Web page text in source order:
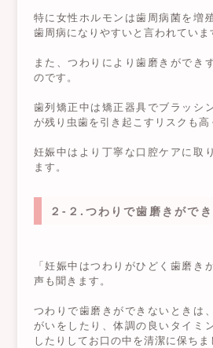
特に女性ホルモンは歯周病菌を増
歯周病になりやすいと言われていま
また、つわりにより歯磨きができ
のです。
歯列矯正中は矯正器具でブラッシ
が残り虫歯を引き起こすリスクも高
妊娠中はより丁寧な口腔ケアに取
ます。
２-２.つわりで歯磨きがで
「妊娠中はつわりがひどく歯磨き
声も聞きます。
つわりで歯磨きができないときは
がいをしたり、体調の良いタイミ
したりしてお口の中を清潔に保ちま